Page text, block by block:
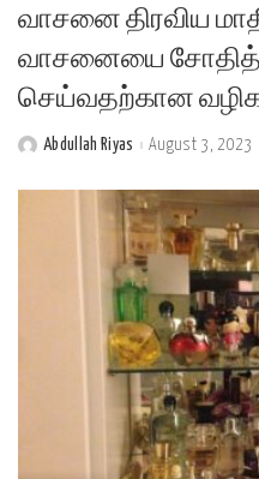
வாசனை திரவிய
வாசனையை
செய்வதற்கான
PostedAbdullah Riyas August 3, 2023